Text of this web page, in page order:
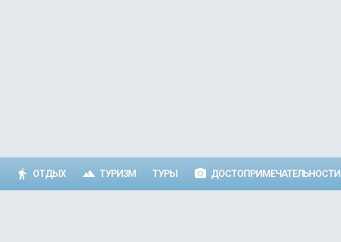
ОТДЫХ ТУРИЗМ ТУРЫ ДОСТОПРИМЕЧАТЕЛЬНОСТИ